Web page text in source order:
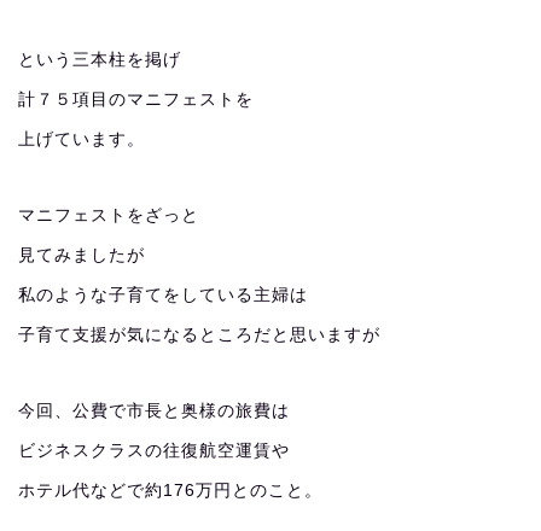
という三本柱を掲げ
計７５項目のマニフェストを
上げています。
マニフェストをざっと
見てみましたが
私のような子育てをしている主婦は
子育て支援が気になるところだと思いますが
今回、公費で市長と奥様の旅費は
ビジネスクラスの往復航空運賃や
ホテル代などで約176万円とのこと。